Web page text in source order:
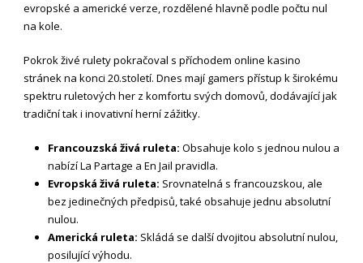
evropské a americké verze, rozdělené hlavně podle počtu nul
na kole.
Pokrok živé rulety pokračoval s příchodem online kasino
stránek na konci 20.století. Dnes mají gamers přístup k širokému
spektru ruletových her z komfortu svých domovů, dodávající jak
tradiční tak i inovativní herní zážitky.
Francouzská živá ruleta: Obsahuje kolo s jednou nulou a
nabízí La Partage a En Jail pravidla.
Evropská živá ruleta: Srovnatelná s francouzskou, ale
bez jedinečných předpisů, také obsahuje jednu absolutní
nulou.
Americká ruleta: Skládá se další dvojitou absolutní nulou,
posilující výhodu.